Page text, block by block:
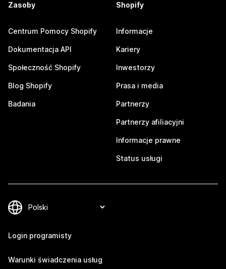
Zasoby
Centrum Pomocy Shopify
Dokumentacja API
Społeczność Shopify
Blog Shopify
Badania
Shopify
Informacje
Kariery
Inwestorzy
Prasa i media
Partnerzy
Partnerzy afiliacyjni
Informacje prawne
Status usługi
Login programisty
Warunki świadczenia usług